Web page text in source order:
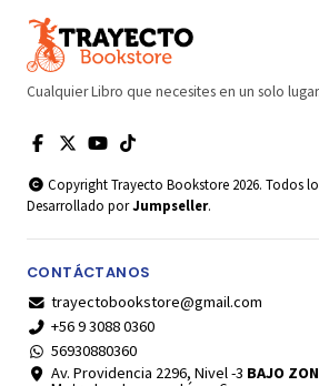
Cualquier Libro que necesites en un solo
Copyright Trayecto Bookstore 2026. Todos
Desarrollado porJumpseller.
CONTÁCTANOS
trayectobookstore@gmail.com
+56 9 3088 0360
56930880360
Av. Providencia 2296, Nivel -3 BAJO